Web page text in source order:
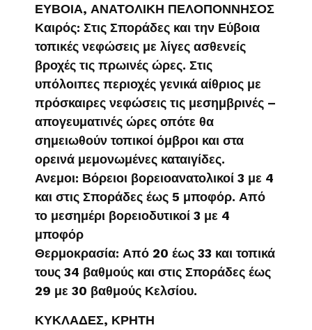
ΕΥΒΟΙΑ, ΑΝΑΤΟΛΙΚΗ ΠΕΛΟΠΟΝΝΗΣΟΣ
Καιρός: Στις Σποράδες και την Εύβοια
τοπικές νεφώσεις με λίγες ασθενείς
βροχές τις πρωινές ώρες. Στις
υπόλοιπες περιοχές γενικά αίθριος με
πρόσκαιρες νεφώσεις τις μεσημβρινές –
απογευματινές ώρες οπότε θα
σημειωθούν τοπικοί όμβροι και στα
ορεινά μεμονωμένες καταιγίδες.
Ανεμοι: Βόρειοι βορειοανατολικοί 3 με 4
και στις Σποράδες έως 5 μποφόρ. Από
το μεσημέρι βορειοδυτικοί 3 με 4
μποφόρ
Θερμοκρασία: Από 20 έως 33 και τοπικά
τους 34 βαθμούς και στις Σποράδες έως
29 με 30 βαθμούς Κελσίου.
ΚΥΚΛΑΔΕΣ, ΚΡΗΤΗ